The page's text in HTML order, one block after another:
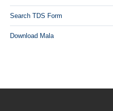
Search TDS Form
Download Mala